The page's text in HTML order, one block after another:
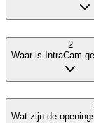
2
Waar is IntraCam
Wat zijn de